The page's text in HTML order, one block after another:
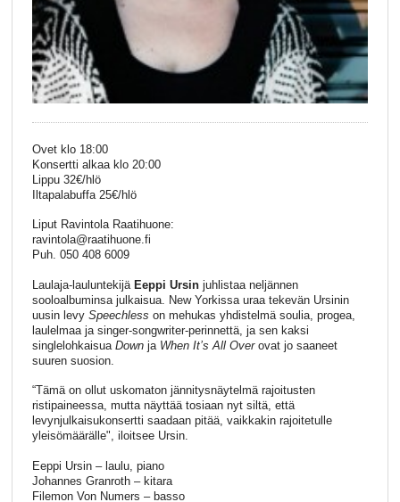
Ovet klo 18:00
Konsertti alkaa klo 20:00
Lippu 32€/hlö
Iltapalabuffa 25€/hlö
Liput Ravintola Raatihuone:
ravintola@raatihuone.fi
Puh. 050 408 6009
Laulaja-lauluntekijä Eeppi Ursin juhlistaa neljännen
sooloalbuminsa julkaisua. New Yorkissa uraa tekevän Ursinin
uusin levy Speechless on mehukas yhdistelmä soulia, progea,
laulelmaa ja singer-songwriter-perinnettä, ja sen kaksi
singlelohkaisua Downja When It’s All Overovat jo saaneet
suuren suosion.
“Tämä on ollut uskomaton jännitysnäytelmä rajoitusten
ristipaineessa, mutta näyttää tosiaan nyt siltä, että
levynjulkaisukonsertti saadaan pitää, vaikkakin rajoitetulle
yleisömäärälle", iloitsee Ursin.
Eeppi Ursin – laulu, piano
Johannes Granroth – kitara
Filemon Von Numers – basso